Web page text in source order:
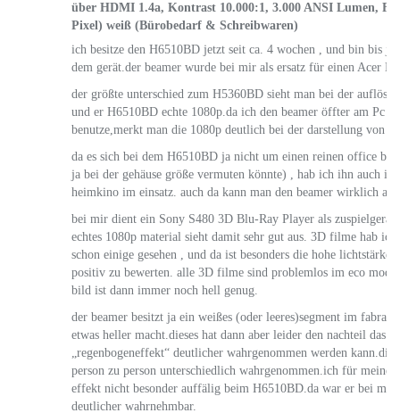
über HDMI 1.4a, Kontrast 10.000:1, 3.000 ANSI Lumen,
Pixel) weiß (Bürobedarf & Schreibwaren)
ich besitze den H6510BD jetzt seit ca. 4 wochen , und bin bis
dem gerät.der beamer wurde bei mir als ersatz für einen Acer
der größte unterschied zum H5360BD sieht man bei der
und er H6510BD echte 1080p.da ich den beamer öffter am Pc
benutze,merkt man die 1080p deutlich bei der darstellung von
da es sich bei dem H6510BD ja nicht um einen reinen office
ja bei der gehäuse größe vermuten könnte) , hab ich ihn auch
heimkino im einsatz. auch da kann man den beamer wirklich als
bei mir dient ein Sony S480 3D Blu-Ray Player als zuspielgerät.
echtes 1080p material sieht damit sehr gut aus. 3D filme hab
schon einige gesehen , und da ist besonders die hohe lichtstärke
positiv zu bewerten. alle 3D filme sind problemlos im eco
bild ist dann immer noch hell genug.
der beamer besitzt ja ein weißes (oder leeres)segment im fabrad
etwas heller macht.dieses hat dann aber leider den nachteil das
„regenbogeneffekt“ deutlicher wahrgenommen werden
person zu person unterschiedlich wahrgenommen.ich für
effekt nicht besonder auffälig beim H6510BD.da war er bei
deutlicher wahrnehmbar.